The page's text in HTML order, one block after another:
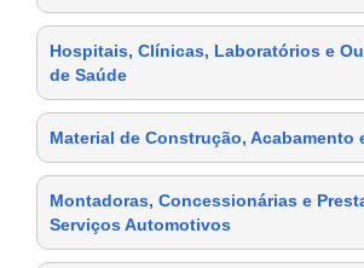
Hospitais, Clínicas, Laboratórios e
de Saúde
Material de Construção, Acabamento
Montadoras, Concessionárias e
Serviços Automotivos